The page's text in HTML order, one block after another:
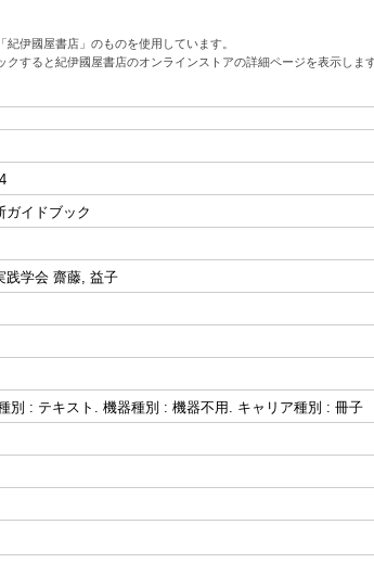
紀伊國屋書店」のものを使用しています。
クすると紀伊國屋書店のオンラインストアの詳細ページを表示します
ガイドブック
践学会 齋藤, 益子
別 : テキスト. 機器種別 : 機器不用. キャリア種別 : 冊子